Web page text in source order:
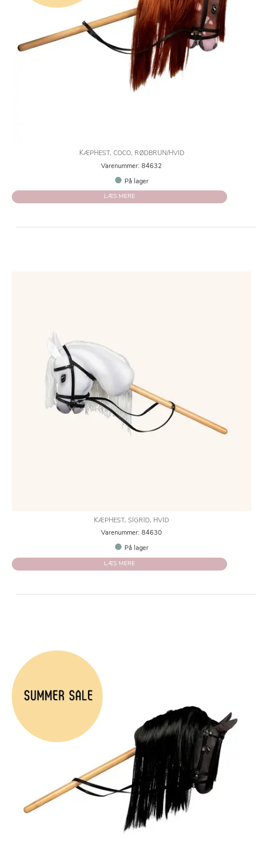
KÆPHEST, COCO, RØDBRUN/HVID
Varenummer: 84632
På lager
LÆS MERE
KÆPHEST, SIGRID, HVID
Varenummer: 84630
På lager
LÆS MERE